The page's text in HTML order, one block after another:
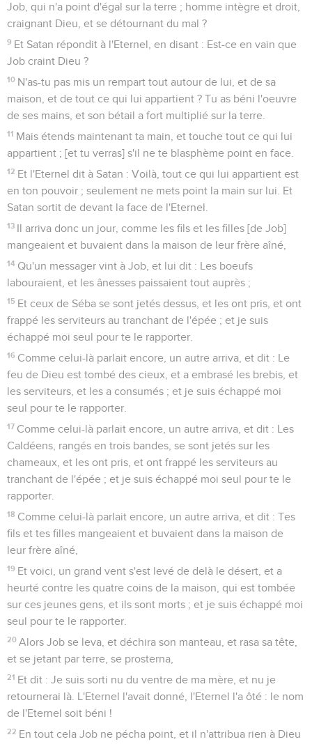
Job, qui n'a point d'égal sur la terre ; homme intègre et droit,
craignant Dieu, et se détournant du mal ?
9 Et Satan répondit à l'Eternel, en disant : Est-ce en vain que
Job craint Dieu ?
10 N'as-tu pas mis un rempart tout autour de lui, et de sa
maison, et de tout ce qui lui appartient ? Tu as béni l'oeuvre
de ses mains, et son bétail a fort multiplié sur la terre.
11 Mais étends maintenant ta main, et touche tout ce qui lui
appartient ; [et tu verras] s'il ne te blasphème point en face.
12 Et l'Eternel dit à Satan : Voilà, tout ce qui lui appartient est
en ton pouvoir ; seulement ne mets point la main sur lui. Et
Satan sortit de devant la face de l'Eternel.
13 Il arriva donc un jour, comme les fils et les filles [de Job]
mangeaient et buvaient dans la maison de leur frère aîné,
14 Qu'un messager vint à Job, et lui dit : Les boeufs
labouraient, et les ânesses paissaient tout auprès ;
15 Et ceux de Séba se sont jetés dessus, et les ont pris, et ont
frappé les serviteurs au tranchant de l'épée ; et je suis
échappé moi seul pour te le rapporter.
16 Comme celui-là parlait encore, un autre arriva, et dit : Le
feu de Dieu est tombé des cieux, et a embrasé les brebis, et
les serviteurs, et les a consumés ; et je suis échappé moi
seul pour te le rapporter.
17 Comme celui-là parlait encore, un autre arriva, et dit : Les
Caldéens, rangés en trois bandes, se sont jetés sur les
chameaux, et les ont pris, et ont frappé les serviteurs au
tranchant de l'épée ; et je suis échappé moi seul pour te le
rapporter.
18 Comme celui-là parlait encore, un autre arriva, et dit : Tes
fils et tes filles mangeaient et buvaient dans la maison de
leur frère aîné,
19 Et voici, un grand vent s'est levé de delà le désert, et a
heurté contre les quatre coins de la maison, qui est tombée
sur ces jeunes gens, et ils sont morts ; et je suis échappé moi
seul pour te le rapporter.
20 Alors Job se leva, et déchira son manteau, et rasa sa tête,
et se jetant par terre, se prosterna,
21 Et dit : Je suis sorti nu du ventre de ma mère, et nu je
retournerai là. L'Eternel l'avait donné, l'Eternel l'a ôté : le nom
de l'Eternel soit béni !
22 En tout cela Job ne pécha point, et il n'attribua rien à Dieu